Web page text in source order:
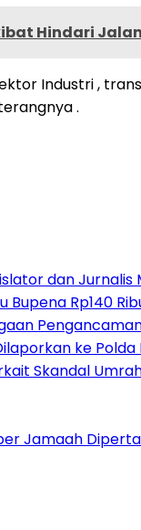
Hindari
Industri ,
.
dan Jurnalis
Bupena Rp140
ke Polda
Skandal
Jamaah